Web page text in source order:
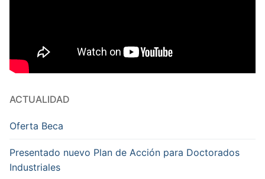
ACTUALIDAD
Oferta Beca
Presentado nuevo Plan de Acción para Doctorados
Industriales